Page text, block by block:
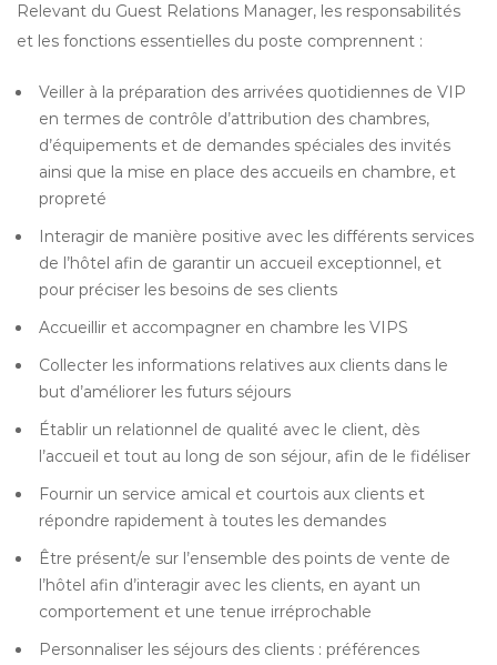
Relevant du Guest Relations Manager, les responsabilités
et les fonctions essentielles du poste comprennent :
Veiller à la préparation des arrivées quotidiennes de VIP
en termes de contrôle d’attribution des chambres,
d’équipements et de demandes spéciales des invités
ainsi que la mise en place des accueils en chambre, et
propreté
Interagir de manière positive avec les différents services
de l’hôtel afin de garantir un accueil exceptionnel, et
pour préciser les besoins de ses clients
Accueillir et accompagner en chambre les VIPS
Collecter les informations relatives aux clients dans le
but d’améliorer les futurs séjours
Établir un relationnel de qualité avec le client, dès
l’accueil et tout au long de son séjour, afin de le fidéliser
Fournir un service amical et courtois aux clients et
répondre rapidement à toutes les demandes
Être présent/e sur l’ensemble des points de vente de
l’hôtel afin d’interagir avec les clients, en ayant un
comportement et une tenue irréprochable
Personnaliser les séjours des clients : préférences